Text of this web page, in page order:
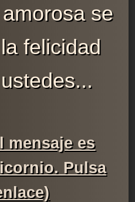
se
felicidad
mensaje es
Pulsa